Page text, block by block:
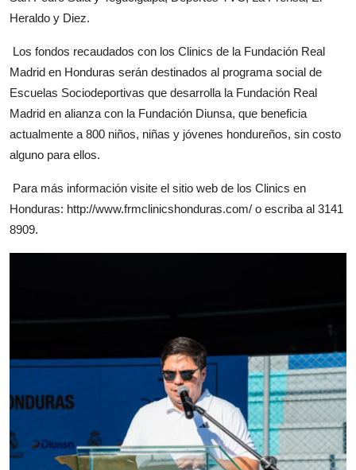
Heraldo y Diez.
Los fondos recaudados con los Clinics de la Fundación Real
Madrid en Honduras serán destinados al programa social de
Escuelas Sociodeportivas que desarrolla la Fundación Real
Madrid en alianza con la Fundación Diunsa, que beneficia
actualmente a 800 niños, niñas y jóvenes hondureños, sin costo
alguno para ellos.
Para más información visite el sitio web de los Clinics en
Honduras: http://www.frmclinicshonduras.com/ o escriba al 3141
8909.